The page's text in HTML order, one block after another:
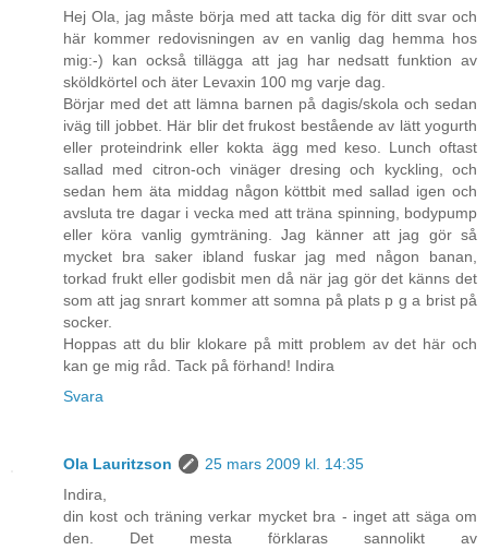
Hej Ola, jag måste börja med att tacka dig för ditt svar och
här kommer redovisningen av en vanlig dag hemma hos
mig:-) kan också tillägga att jag har nedsatt funktion av
sköldkörtel och äter Levaxin 100 mg varje dag.
Börjar med det att lämna barnen på dagis/skola och sedan
iväg till jobbet. Här blir det frukost bestående av lätt yogurth
eller proteindrink eller kokta ägg med keso. Lunch oftast
sallad med citron-och vinäger dresing och kyckling, och
sedan hem äta middag någon köttbit med sallad igen och
avsluta tre dagar i vecka med att träna spinning, bodypump
eller köra vanlig gymträning. Jag känner att jag gör så
mycket bra saker ibland fuskar jag med någon banan,
torkad frukt eller godisbit men då när jag gör det känns det
som att jag snrart kommer att somna på plats p g a brist på
socker.
Hoppas att du blir klokare på mitt problem av det här och
kan ge mig råd. Tack på förhand! Indira
Svara
Ola Lauritzson
25 mars 2009 kl. 14:35
Indira,
din kost och träning verkar mycket bra - inget att säga om
den. Det mesta förklaras sannolikt av